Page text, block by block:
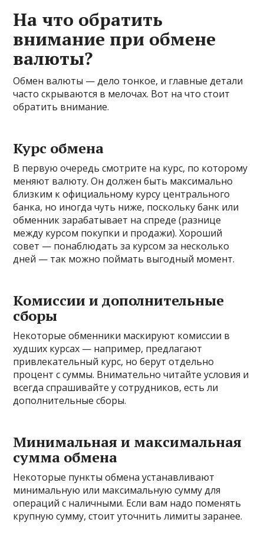
На что обратить
внимание при обмене
валюты?
Обмен валюты — дело тонкое, и главные детали
часто скрываются в мелочах. Вот на что стоит
обратить внимание.
Курс обмена
В первую очередь смотрите на курс, по которому
меняют валюту. Он должен быть максимально
близким к официальному курсу центрального
банка, но иногда чуть ниже, поскольку банк или
обменник зарабатывает на спреде (разнице
между курсом покупки и продажи). Хороший
совет — понаблюдать за курсом за несколько
дней — так можно поймать выгодный момент.
Комиссии и дополнительные
сборы
Некоторые обменники маскируют комиссии в
худших курсах — например, предлагают
привлекательный курс, но берут отдельно
процент с суммы. Внимательно читайте условия и
всегда спрашивайте у сотрудников, есть ли
дополнительные сборы.
Минимальная и максимальная
сумма обмена
Некоторые пункты обмена устанавливают
минимальную или максимальную сумму для
операций с наличными. Если вам надо поменять
крупную сумму, стоит уточнить лимиты заранее.